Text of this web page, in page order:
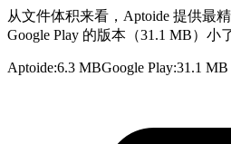
从文件体积来看，Aptoide 提供最
Google Play 的版本（31.1 MB）小
Aptoide:6.3 MBGoogle Play:31.1 MB